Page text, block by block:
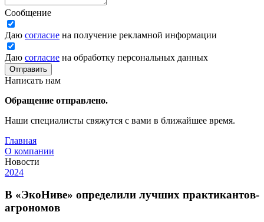
Сообщение
Даю согласие на получение рекламной информации
Даю согласие на обработку персональных данных
Отправить
Написать нам
Обращение отправлено.
Наши специалисты свяжутся с вами в ближайшее время.
Главная
О компании
Новости
2024
В «ЭкоНиве» определили лучших практикантов-
агрономов